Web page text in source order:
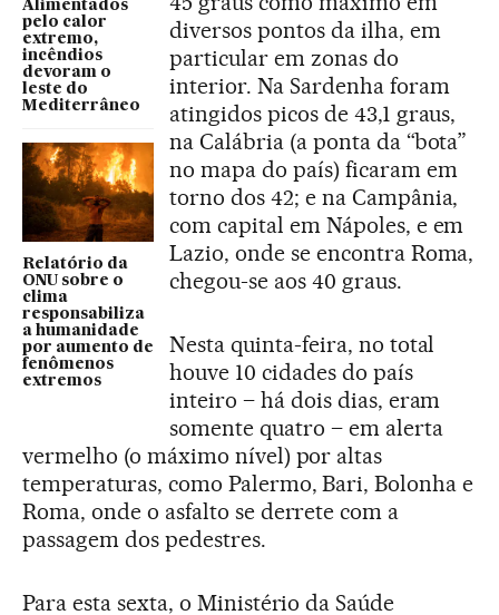
Alimentados
pelo calor
extremo,
incêndios
devoram o
leste do
Mediterrâneo
Relatório da
ONU sobre o
clima
responsabiliza
a humanidade
por aumento de
fenômenos
extremos
diversos pontos da ilha, em
particular em zonas do
interior. Na Sardenha foram
atingidos picos de 43,1 graus,
na Calábria (a ponta da “bota”
no mapa do país) ficaram em
torno dos 42; e na Campânia,
com capital em Nápoles, e em
Lazio, onde se encontra Roma,
chegou-se aos 40 graus.
Nesta quinta-feira, no total
houve 10 cidades do país
inteiro – há dois dias, eram
somente quatro – em alerta
vermelho (o máximo nível) por altas
temperaturas, como Palermo, Bari, Bolonha e
Roma, onde o asfalto se derrete com a
passagem dos pedestres.
Para esta sexta, o Ministério da Saúde